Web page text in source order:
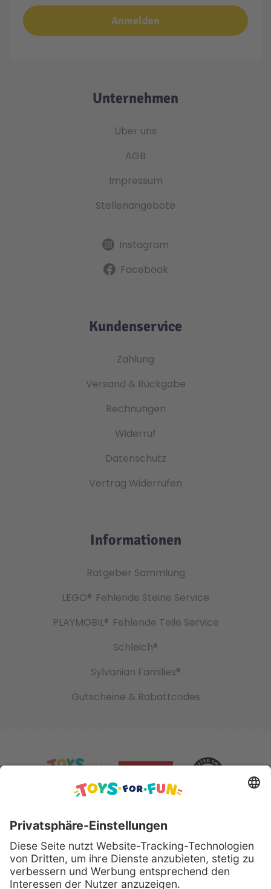
Anmelden
Unternehmen
Über uns
AGB
Impressum
Stellenangebote
Instagram
Facebook
Kundenservice
Zahlung
Versand & Rückgabe
Rechnungen
Widerruf
Datenschutz
Vertrag Widerrufen
Informationen
Ratgeber Sammlung
LEGO® Fehlende Steine Service
PLAYMOBIL® Fehlende Teile Service
Schleich®
Sylvanian Families®
Gutscheine & Rabattcodes
Sicher bezahlen mit: